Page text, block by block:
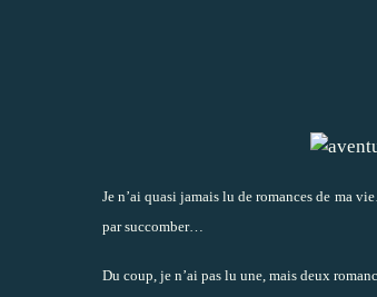
Je n’ai quasi jamais lu de romances de ma
par succomber…
Du coup, je n’ai pas lu une, mais deux